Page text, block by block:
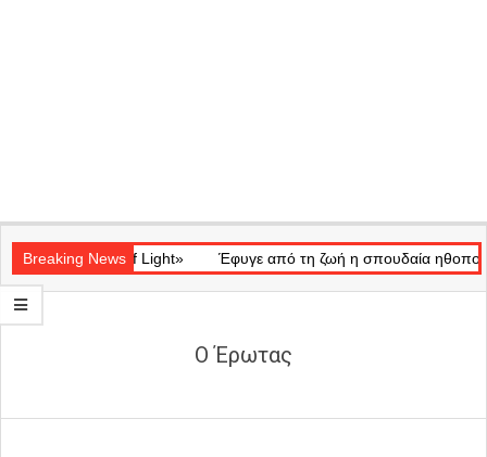
Navigation
Menu
Breaking News
«Ray of Light» Έφυγε από τη ζωή η σπουδαία ηθοποιός
Ο Έρωτας